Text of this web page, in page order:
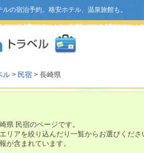
の宿泊予約。格安ホテル、温泉旅館も。
ル > 民宿 > 長崎県
県 民宿のページです。
リアを絞り込んだり一覧からお選びくださ
が含まれています。